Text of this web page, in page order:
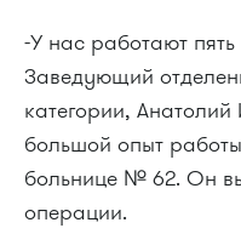
-У нас работают
Заведующий
категории,
большой опыт
больнице № 62. Он
операции.